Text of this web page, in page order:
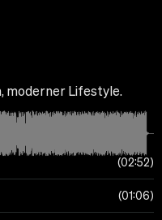
moderner Lifestyle.
02:52
01:06